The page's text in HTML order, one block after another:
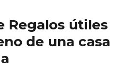
Regalos útiles
de una casa